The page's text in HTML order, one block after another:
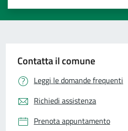
Valuta 5 stelle su 5
Valuta 4 stelle su 5
Valuta 3 stelle su 5
Valuta 2 stelle su 5
Valuta 1 stelle su 5
Contatta il comune
Leggi le domande frequenti
Richiedi assistenza
Prenota appuntamento